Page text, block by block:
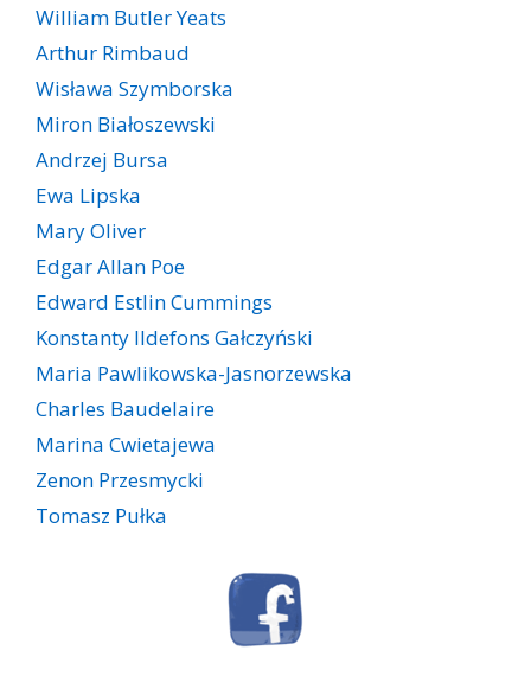
William Butler Yeats
Arthur Rimbaud
Wisława Szymborska
Miron Białoszewski
Andrzej Bursa
Ewa Lipska
Mary Oliver
Edgar Allan Poe
Edward Estlin Cummings
Konstanty Ildefons Gałczyński
Maria Pawlikowska-Jasnorzewska
Charles Baudelaire
Marina Cwietajewa
Zenon Przesmycki
Tomasz Pułka